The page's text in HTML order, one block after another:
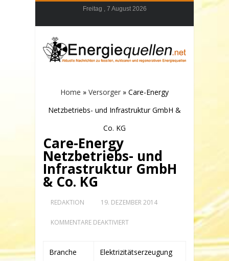
Freitag , 7 August 2026
Home » Versorger » Care-Energy
Netzbetriebs- und Infrastruktur GmbH &
Co. KG
Care-Energy
Netzbetriebs- und
Infrastruktur GmbH
& Co. KG
REDAKTION 19. DEZEMBER 2014
KOMMENTARE DEAKTIVIERTFÜR
UND
Branche Elektrizitätserzeugung